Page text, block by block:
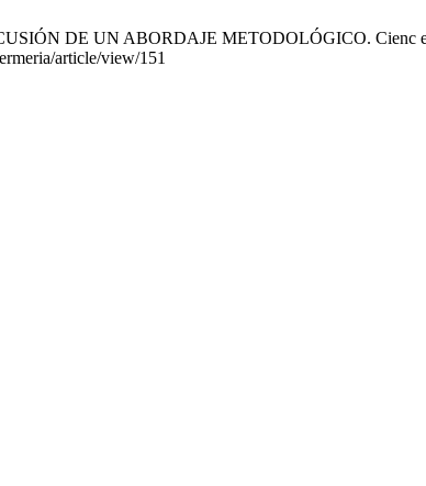
DE UN ABORDAJE METODOLÓGICO. Cienc
article/view/151